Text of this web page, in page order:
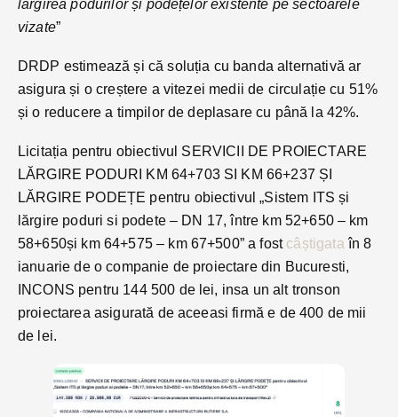
lărgirea podurilor și podețelor existente pe sectoarele
vizate”
DRDP estimează și că soluția cu banda alternativă ar
asigura și o creștere a vitezei medii de circulație cu 51%
și o reducere a timpilor de deplasare cu până la 42%.
Licitația pentru obiectivul SERVICII DE PROIECTARE
LĂRGIRE PODURI KM 64+703 SI KM 66+237 ȘI
LĂRGIRE PODEȚE pentru obiectivul „Sistem ITS și
lărgire poduri si podete – DN 17, între km 52+650 – km
58+650și km 64+575 – km 67+500” a fost câștigata în 8
ianuarie de o companie de proiectare din Bucuresti,
INCONS pentru 144 500 de lei, insa un alt tronson
proiectarea asigurată de aceeasi firmă e de 400 de mii
de lei.